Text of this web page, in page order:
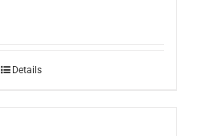
Details